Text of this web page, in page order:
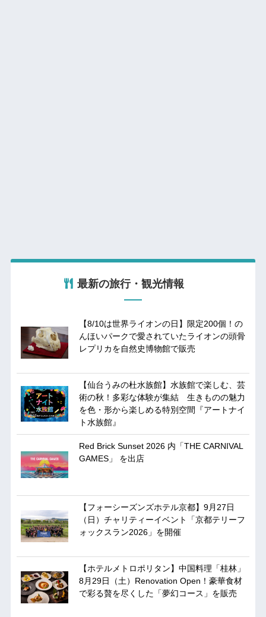
最新の旅行・観光情報
【8/10は世界ライオンの日】限定200個！の
んほいパークで愛されていたライオンの頭骨
レプリカを自然史博物館で販売
【仙台うみの杜水族館】水族館で楽しむ、芸
術の秋！多彩な体験が集結 生きものの魅力
を色・形から楽しめる特別空間『アートナイ
ト水族館』
Red Brick Sunset 2026 内「THE CARNIVAL
GAMES」 を出店
【フォーシーズンズホテル京都】9月27日
（日）チャリティーイベント「京都テリーフ
ォックスラン2026」を開催
【ホテルメトロポリタン】中国料理「桂林」
8月29日（土）Renovation Open！豪華食材
で彩る贅を尽くした「夢幻コース」を販売